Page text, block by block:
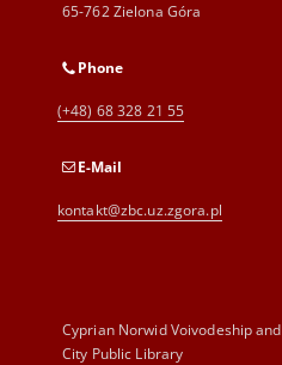
65-762 Zielona Góra
Phone
(+48) 68 328 21 55
E-Mail
kontakt@zbc.uz.zgora.pl
Cyprian Norwid Voivodeship and
City Public Library